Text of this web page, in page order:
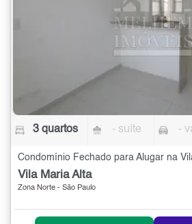
3 quartos - suíte -
Vila Maria Alta
Zona Norte - São Paulo